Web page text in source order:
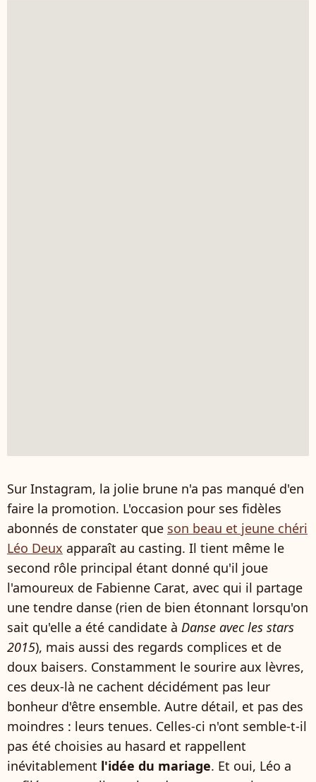
Sur Instagram, la jolie brune n'a pas manqué d'en
faire la promotion. L'occasion pour ses fidèles
abonnés de constater que son beau et jeune chéri
Léo Deux apparaît au casting. Il tient même le
second rôle principal étant donné qu'il joue
l'amoureux de Fabienne Carat, avec qui il partage
une tendre danse (rien de bien étonnant lorsqu'on
sait qu'elle a été candidate à Danse avec les stars
2015), mais aussi des regards complices et de
doux baisers. Constamment le sourire aux lèvres,
ces deux-là ne cachent décidément pas leur
bonheur d'être ensemble. Autre détail, et pas des
moindres : leurs tenues. Celles-ci n'ont semble-t-il
pas été choisies au hasard et rappellent
inévitablement l'idée du mariage. Et oui, Léo a